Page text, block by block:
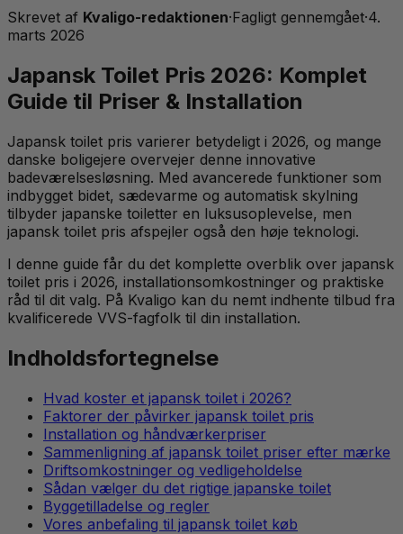
Skrevet af Kvaligo-redaktionen·Fagligt gennemgået·4.
marts 2026
Japansk Toilet Pris 2026: Komplet
Guide til Priser & Installation
Japansk toilet pris varierer betydeligt i 2026, og mange
danske boligejere overvejer denne innovative
badeværelsesløsning. Med avancerede funktioner som
indbygget bidet, sædevarme og automatisk skylning
tilbyder japanske toiletter en luksusoplevelse, men
japansk toilet pris afspejler også den høje teknologi.
I denne guide får du det komplette overblik over japansk
toilet pris i 2026, installationsomkostninger og praktiske
råd til dit valg. På Kvaligo kan du nemt indhente tilbud fra
kvalificerede VVS-fagfolk til din installation.
Indholdsfortegnelse
Hvad koster et japansk toilet i 2026?
Faktorer der påvirker japansk toilet pris
Installation og håndværkerpriser
Sammenligning af japansk toilet priser efter mærke
Driftsomkostninger og vedligeholdelse
Sådan vælger du det rigtige japanske toilet
Byggetilladelse og regler
Vores anbefaling til japansk toilet køb